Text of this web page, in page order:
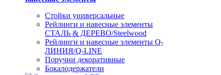
Стойки универсальные
Рейлинги и навесные элементы
СТАЛЬ & ДЕРЕВО/Steelwood
Рейлинги и навесные элементы Q-
ЛИНИЯ/Q-LINE
Поручни декоративные
Бокалодержатели